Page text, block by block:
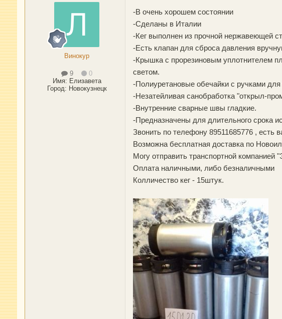
Винокур
9
0
Имя: Елизавета
Город: Новокузнецк
-В очень хорошем состоянии
-Сделаны в Италии
-Кег выполнен из прочной нержавеющей
-Есть клапан для сброса давления
-Крышка с прорезиновым уплотнителем
светом.
-Полиуретановые обечайки с ручками для
-Незатейливая санобработка "открыл-
-Внутренние сварные швы гладкие.
-Предназначены для длительного срока
Звонить по телефону 89511685776 , есть
Возможна бесплатная доставка по
Могу отправить транспортной компанией
Оплата наличными, либо безналичными
Колличество кег - 15штук.